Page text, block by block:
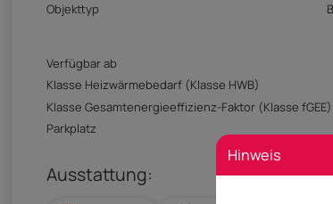
Objekttyp
Verfügbar ab
Klasse Heizwärmebedarf (Klasse HWB)
Klasse Gesamtenergieeffizienz-Faktor (Klasse fGEE)
Parkplatz
Ausstattung:
Hinweis